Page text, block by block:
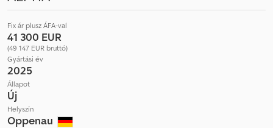
Fix ár plusz ÁFA-val
41 300 EUR
(49 147 EUR bruttó)
Gyártási év
2025
Állapot
Új
Helyszín
Oppenau